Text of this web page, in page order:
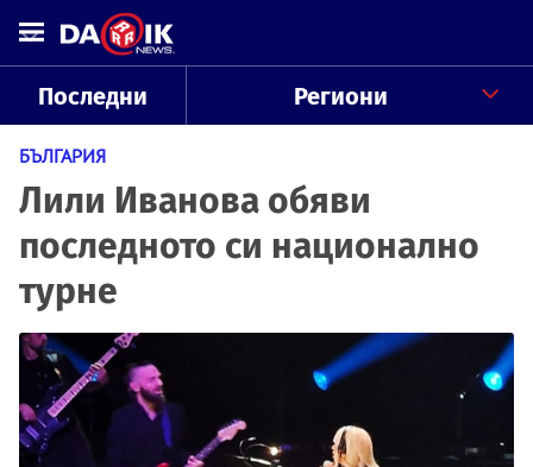
Последни Региони
БЪЛГАРИЯ
Лили Иванова обяви
последното си национално
турне